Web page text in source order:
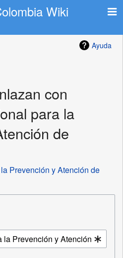
Wiki
Ayuda
con
para la
de
Prevención y Atención de